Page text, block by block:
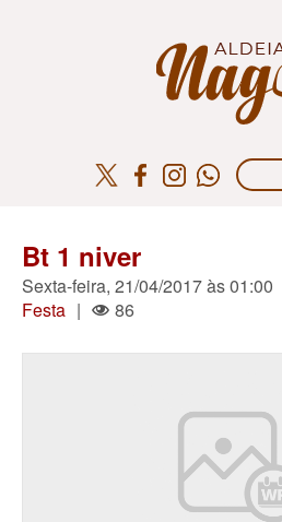
Bt 1 niver
Sexta-feira, 21/04/2017 às 01:00
Festa | 86